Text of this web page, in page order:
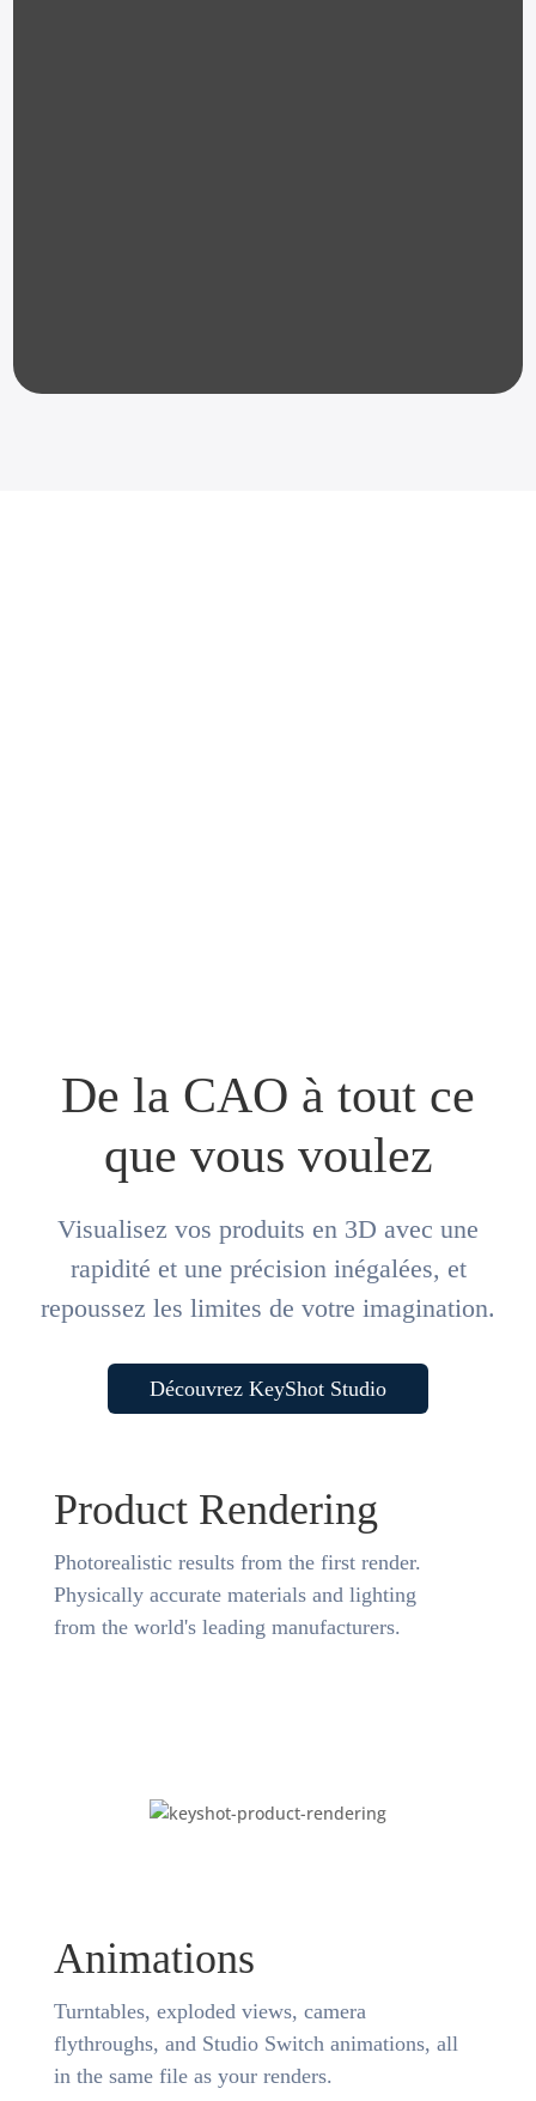
De la CAO à tout ce
que vous voulez
Visualisez vos produits en 3D avec une
rapidité et une précision inégalées, et
repoussez les limites de votre imagination.
Découvrez KeyShot Studio
Product Rendering
Photorealistic results from the first render.
Physically accurate materials and lighting
from the world's leading manufacturers.
Animations
Turntables, exploded views, camera
flythroughs, and Studio Switch animations, all
in the same file as your renders.